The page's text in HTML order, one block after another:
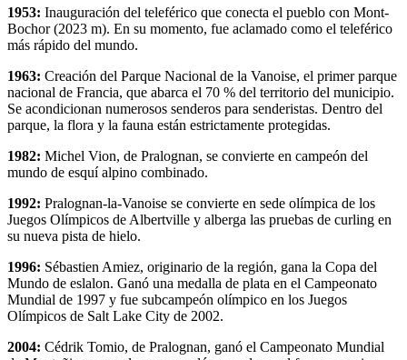
1953: Inauguración del teleférico que conecta el pueblo con Mont-
Bochor (2023 m). En su momento, fue aclamado como el teleférico
más rápido del mundo.
1963: Creación del Parque Nacional de la Vanoise, el primer parque
nacional de Francia, que abarca el 70 % del territorio del municipio.
Se acondicionan numerosos senderos para senderistas. Dentro del
parque, la flora y la fauna están estrictamente protegidas.
1982: Michel Vion, de Pralognan, se convierte en campeón del
mundo de esquí alpino combinado.
1992: Pralognan-la-Vanoise se convierte en sede olímpica de los
Juegos Olímpicos de Albertville y alberga las pruebas de curling en
su nueva pista de hielo.
1996: Sébastien Amiez, originario de la región, gana la Copa del
Mundo de eslalon. Ganó una medalla de plata en el Campeonato
Mundial de 1997 y fue subcampeón olímpico en los Juegos
Olímpicos de Salt Lake City de 2002.
2004: Cédrik Tomio, de Pralognan, ganó el Campeonato Mundial